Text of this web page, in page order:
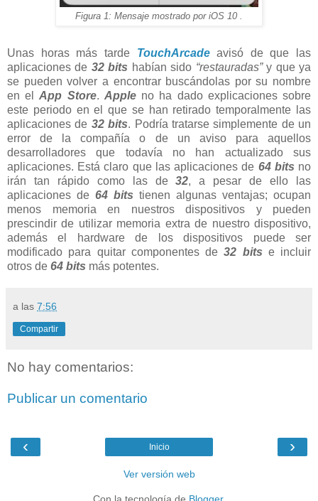
Figura 1: Mensaje mostrado por iOS 10 .
Unas horas más tarde TouchArcadeavisó de que las
aplicaciones de 32 bits habían sido “restauradas”y que ya
se pueden volver a encontrar buscándolas por su nombre
en elApp Store. Appleno ha dado explicaciones sobre
este periodo en el que se han retirado temporalmente las
aplicaciones de 32 bits. Podría tratarse simplemente de un
error de la compañía o de un aviso para aquellos
desarrolladores que todavía no han actualizado sus
aplicaciones. Está claro que las aplicaciones de 64 bits no
irán tan rápido como las de32, a pesar de ello las
aplicaciones de 64 bits tienen algunas ventajas; ocupan
menos memoria en nuestros dispositivos y pueden
prescindir de utilizar memoria extra de nuestro dispositivo,
además el hardware de los dispositivos puede ser
modificado para quitar componentes de32 bits e incluir
otros de 64 bits más potentes.
a las 7:56
Compartir
No hay comentarios:
Publicar un comentario
‹ ›
Inicio
Ver versión web